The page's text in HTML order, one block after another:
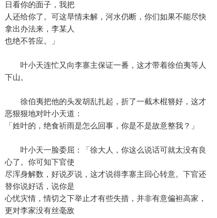
日看你的面子，我把
人还给你了。可这旱情未解，河水仍断，你们如果不能尽快
拿出办法来，李某人
也绝不答应。」
叶小天连忙又向李寨主保证一番，这才带着徐伯夷等人
下山。
徐伯夷把他的头发胡乱扎起，折了一截木棍簪好，这才
恶狠狠地对叶小天道：
「姓叶的，绝食祈雨是怎么回事，你是不是故意整我？」
叶小天一脸委屈：「徐大人，你这么说话可就太没有良
心了。你可知下官使
尽浑身解数，好说歹说，这才说得李寨主回心转意。下官还
替你说好话，说你是
心忧灾情，情切之下举止才有些失措，并非有意偏袒高家，
更对李家没有丝毫敌